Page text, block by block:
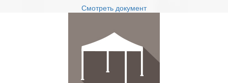
Смотреть документ